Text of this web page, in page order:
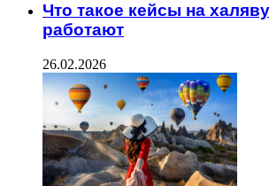
Что такое кейсы на
работают
26.02.2026